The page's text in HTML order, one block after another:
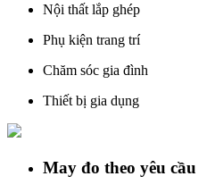
Nội thất lắp ghép
Phụ kiện trang trí
Chăm sóc gia đình
Thiết bị gia dụng
May đo theo yêu cầu